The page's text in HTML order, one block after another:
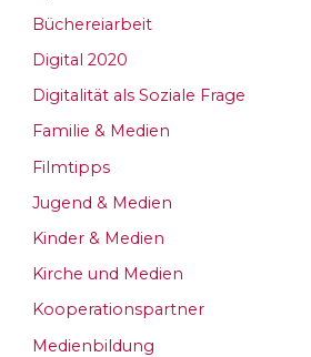
Büchereiarbeit
Digital 2020
Digitalität als Soziale Frage
Familie & Medien
Filmtipps
Jugend & Medien
Kinder & Medien
Kirche und Medien
Kooperationspartner
Medienbildung